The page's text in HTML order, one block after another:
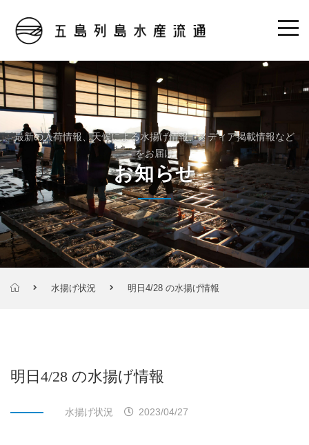
最新の入荷情報、天候による水揚げ情報、メディア掲載情報など
をお届け
お知らせ
水揚げ状況 明日4/28 の水揚げ情報
明日4/28 の水揚げ情報
水揚げ状況 2023/04/27